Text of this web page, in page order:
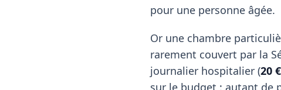
pour une personne âgée.
Or une chambre
rarement couvert par la
journalier hospitalier (20 €
sur le budget : autant de